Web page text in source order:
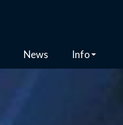
News Info